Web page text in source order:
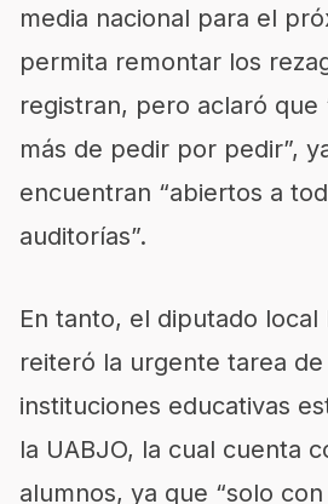
media nacional para el
permita remontar los
registran, pero aclaró que
más de pedir por pedir”,
encuentran “abiertos a
auditorías”.
En tanto, el diputado
reiteró la urgente tarea
instituciones educativas
la UABJO, la cual cuenta
alumnos, ya que “solo